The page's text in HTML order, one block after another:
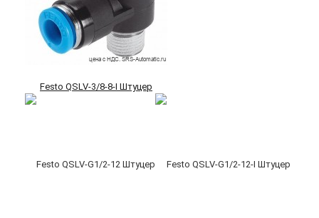
Festo QSLV-3/8-8-I Штуцер